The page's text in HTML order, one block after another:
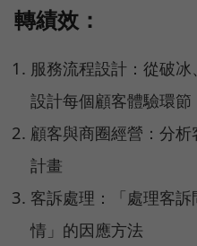
轉績效：
服務流程設計：從破
設計每個顧客體驗環節
顧客與商圈經營：分
計畫
客訴處理：「處理客
情」的因應方法